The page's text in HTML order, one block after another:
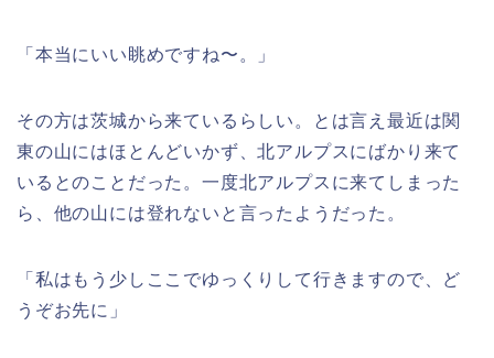
「本当にいい眺めですね〜。」
その方は茨城から来ているらしい。とは言え最近は関
東の山にはほとんどいかず、北アルプスにばかり来て
いるとのことだった。一度北アルプスに来てしまった
ら、他の山には登れないと言ったようだった。
「私はもう少しここでゆっくりして行きますので、ど
うぞお先に」